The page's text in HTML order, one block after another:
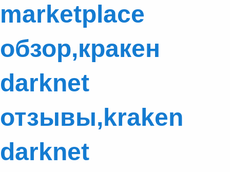
marketplace
обзор,кракен
darknet
отзывы,kraken
darknet